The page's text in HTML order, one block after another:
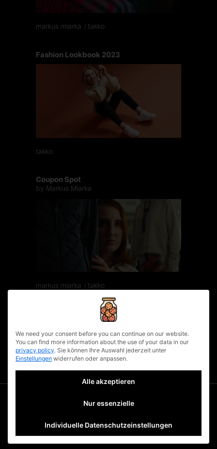
markus miarka takko
Fashion Lookbook 2023
takko
Coupon Spot
by Markus Miarka
markus miarka takko
mehr tolles.
privacy policy
We need your consent before you can continue on our website.
You can find more information about the use of your data in our
privacy policy. Sie können Ihre Auswahl jederzeit unter
Einstellungen widerrufen oder anpassen.
Alle akzeptieren
Nur essenzielle
Individuelle Datenschutzeinstellungen